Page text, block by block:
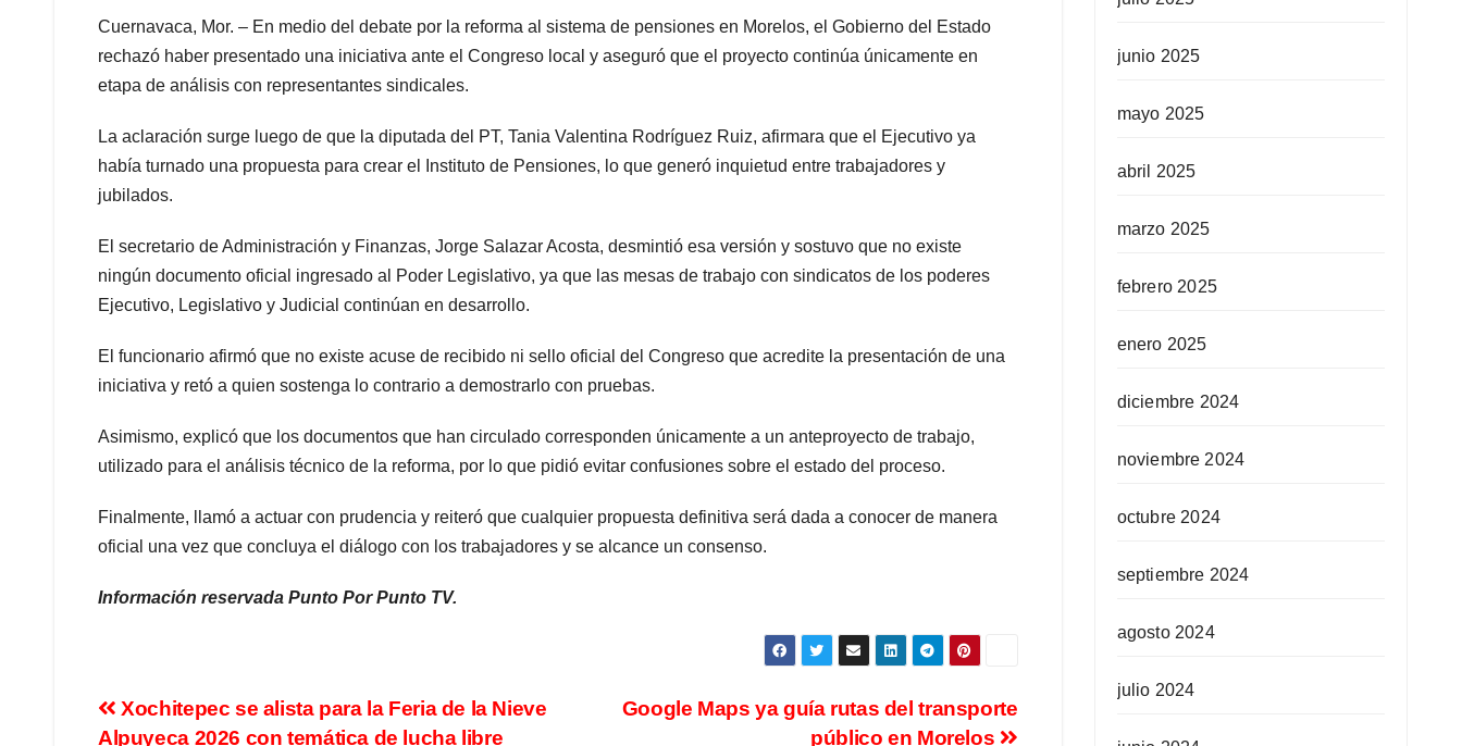
Cuernavaca, Mor. – En medio del debate por la reforma al sistema de pensiones en Morelos, el Gobierno del Estado
rechazó haber presentado una iniciativa ante el Congreso local y aseguró que el proyecto continúa únicamente en
etapa de análisis con representantes sindicales.
La aclaración surge luego de que la diputada del PT, Tania Valentina Rodríguez Ruiz, afirmara que el Ejecutivo ya
había turnado una propuesta para crear el Instituto de Pensiones, lo que generó inquietud entre trabajadores y
jubilados.
El secretario de Administración y Finanzas, Jorge Salazar Acosta, desmintió esa versión y sostuvo que no existe
ningún documento oficial ingresado al Poder Legislativo, ya que las mesas de trabajo con sindicatos de los poderes
Ejecutivo, Legislativo y Judicial continúan en desarrollo.
El funcionario afirmó que no existe acuse de recibido ni sello oficial del Congreso que acredite la presentación de una
iniciativa y retó a quien sostenga lo contrario a demostrarlo con pruebas.
Asimismo, explicó que los documentos que han circulado corresponden únicamente a un anteproyecto de trabajo,
utilizado para el análisis técnico de la reforma, por lo que pidió evitar confusiones sobre el estado del proceso.
Finalmente, llamó a actuar con prudencia y reiteró que cualquier propuesta definitiva será dada a conocer de manera
oficial una vez que concluya el diálogo con los trabajadores y se alcance un consenso.
Información reservada Punto Por Punto TV.
Google Maps ya guía rutas del transporte
público en Morelos
Xochitepec se alista para la Feria de la Nieve
Alpuyeca 2026 con temática de lucha libre
junio 2025
mayo 2025
abril 2025
marzo 2025
febrero 2025
enero 2025
diciembre 2024
noviembre 2024
octubre 2024
septiembre 2024
agosto 2024
julio 2024